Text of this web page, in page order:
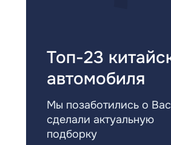
Топ-23
автомобиля
Мы позаботились о
сделали актуальную
подборку